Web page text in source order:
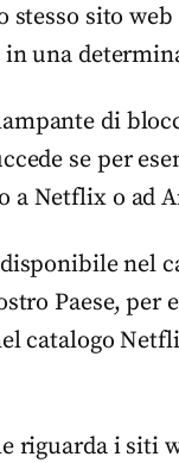
stesso sito
una
di
se per
a Netflix o ad
nel
Paese, per
catalogo
riguarda i siti